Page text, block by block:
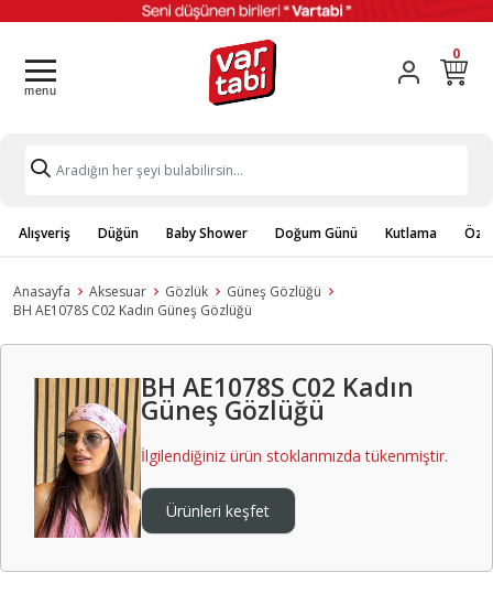
0
Alışveriş Düğün Baby Shower Doğum Günü Kutlama
Anasayfa Aksesuar Gözlük
Güneş Gözlüğü
BH AE1078S C02 Kadın Güneş Gözlüğü
BH AE1078S C02 Kadın
Güneş Gözlüğü
İlgilendiğiniz ürün stoklarımızda tükenmiştir.
Ürünleri keşfet